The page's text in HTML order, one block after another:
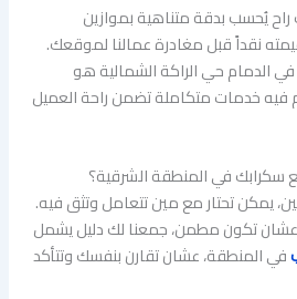
يُحسب بدقة متناهية بموازين
نقداً قبل مغادرة عمالنا لموقعك.
في الدمام حي الراكة الشمالية هو
فيه خدمات متكاملة تضمن راحة العميل
سكرابك في المنطقة الشرقية؟
يمكن تحتار مع مين تتعامل وتثق فيه.
تكون مطمن، جمعنا لك دليل يشمل
في المنطقة، عشان تقارن بنفسك وتتأكد